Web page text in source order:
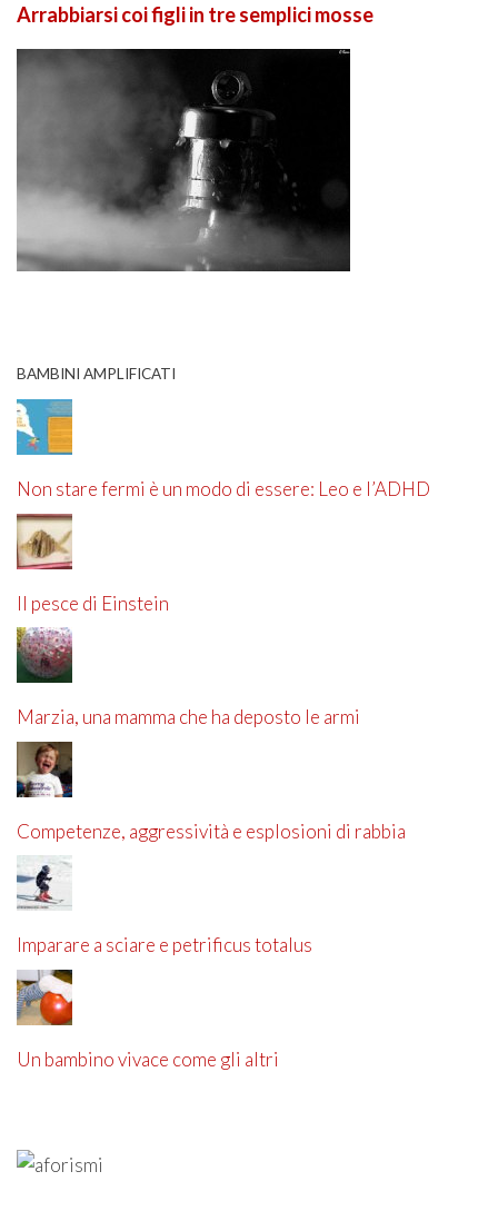
Arrabbiarsi coi figli in tre semplici mosse
BAMBINI AMPLIFICATI
Non stare fermi è un modo di essere: Leo e l’ADHD
Il pesce di Einstein
Marzia, una mamma che ha deposto le armi
Competenze, aggressività e esplosioni di rabbia
Imparare a sciare e petrificus totalus
Un bambino vivace come gli altri